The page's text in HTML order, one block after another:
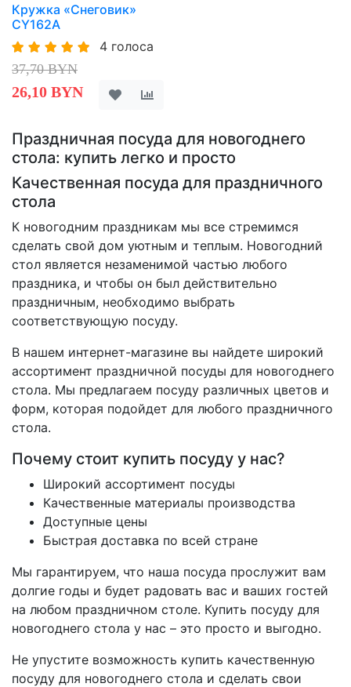
Кружка «Снеговик»
CY162A
4 голоса
37,70 BYN
26,10 BYN
Праздничная посуда для новогоднего
стола: купить легко и просто
Качественная посуда для праздничного
стола
К новогодним праздникам мы все стремимся
сделать свой дом уютным и теплым. Новогодний
стол является незаменимой частью любого
праздника, и чтобы он был действительно
праздничным, необходимо выбрать
соответствующую посуду.
В нашем интернет-магазине вы найдете широкий
ассортимент праздничной посуды для новогоднего
стола. Мы предлагаем посуду различных цветов и
форм, которая подойдет для любого праздничного
стола.
Почему стоит купить посуду у нас?
Широкий ассортимент посуды
Качественные материалы производства
Доступные цены
Быстрая доставка по всей стране
Мы гарантируем, что наша посуда прослужит вам
долгие годы и будет радовать вас и ваших гостей
на любом праздничном столе. Купить посуду для
новогоднего стола у нас – это просто и выгодно.
Не упустите возможность купить качественную
посуду для новогоднего стола и сделать свои